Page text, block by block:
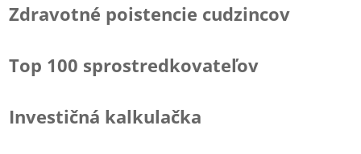
Zdravotné poistencie cudzincov
Top 100 sprostredkovateľov
Investičná kalkulačka